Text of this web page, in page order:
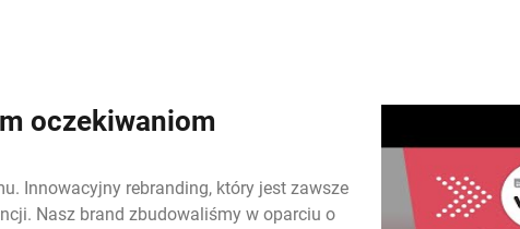
oczekiwaniom
Innowacyjny rebranding, który jest zawsze
Nasz brand zbudowaliśmy w oparciu o